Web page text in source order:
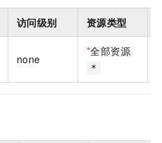
访问级别 资源类型
none
*全部资源
*